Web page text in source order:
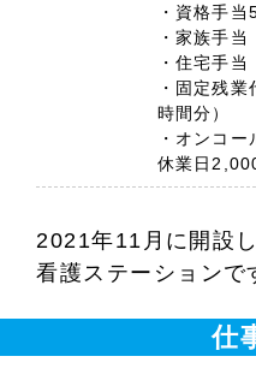
・資格手
・家族手
・住宅手
・固定残
時間分）
・オンコ
休業日
2021年11月に開設
看護ステーションで
仕